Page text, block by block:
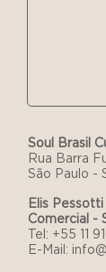
Soul Brasil
Rua Barra
São Paulo -
Elis
Comercial -
Tel: +55 11
E-Mail: